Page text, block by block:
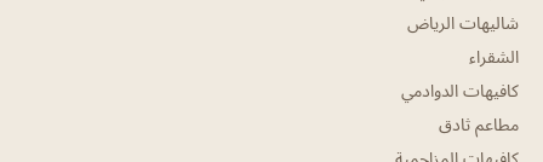
شاليهات الرياض
الشقراء
كافيهات الدوادمي
مطاعم ثادق
كافيهات المزاحمية